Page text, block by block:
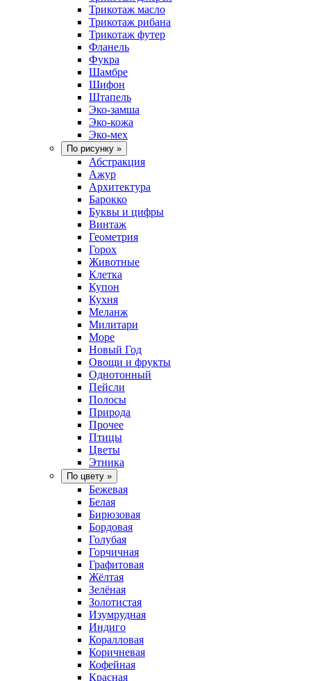
Трикотаж масло
Трикотаж рибана
Трикотаж футер
Фланель
Фукра
Шамбре
Шифон
Штапель
Эко-замша
Эко-кожа
Эко-мех
По рисунку »
Абстракция
Ажур
Архитектура
Барокко
Буквы и цифры
Винтаж
Геометрия
Горох
Животные
Клетка
Купон
Кухня
Меланж
Милитари
Море
Новый Год
Овощи и фрукты
Однотонный
Пейсли
Полосы
Природа
Прочее
Птицы
Цветы
Этника
По цвету »
Бежевая
Белая
Бирюзовая
Бордовая
Голубая
Горчичная
Графитовая
Жёлтая
Зелёная
Золотистая
Изумрудная
Индиго
Коралловая
Коричневая
Кофейная
Красная